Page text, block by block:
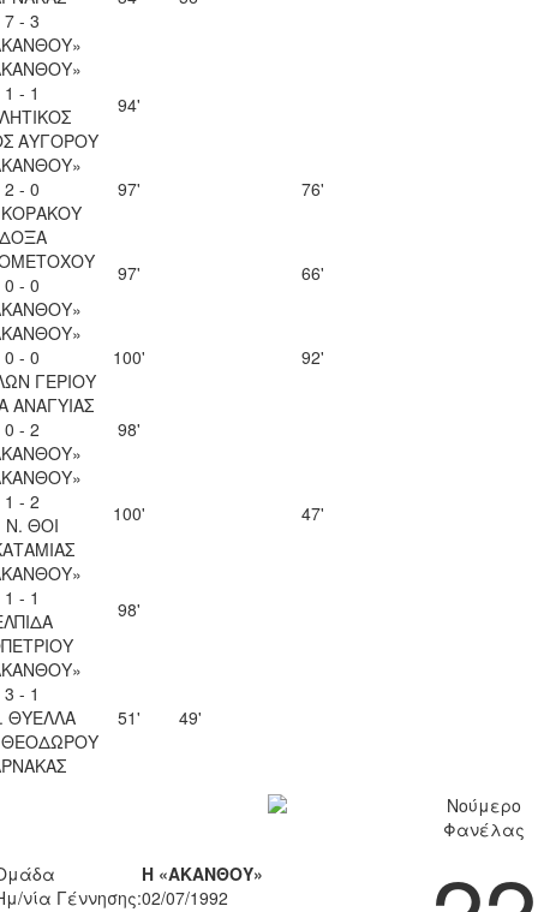
7 - 3
1 - 1
ΑΥΓΟΡΟΥ
94'
2 - 0
97'
76'
0 - 0
97' 66'
0 - 0
ΓΕΡΙΟΥ
100'
92'
ΑΝΑΓΥΙΑΣ
0 - 2
98'
1 - 2
Ν. ΘΟΙ
100' 47'
1 - 1
98'
3 - 1
ΘΥΕΛΛΑ
ΘΕΟΔΩΡΟΥ
51' 49'
Η «ΑΚΑΝΘΟΥ»
νία Γέννησης:02/07/1992
Νούμερο
Φανέλας